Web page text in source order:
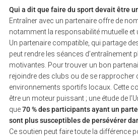
Qui a dit que faire du sport devait être
Entraîner avec un partenaire offre de
notamment la responsabilité mutuelle et
Un partenaire compatible, qui partage
peut rendre les séances d’entraînement
motivantes. Pour trouver un bon
rejoindre des clubs ou de se rapprocher
environnements sportifs locaux. Cette
être un moteur puissant ; une étude de
que70 % des participants ayant un
sont plus susceptibles de persévérer
Ce soutien peut faire toute la différence
e
a